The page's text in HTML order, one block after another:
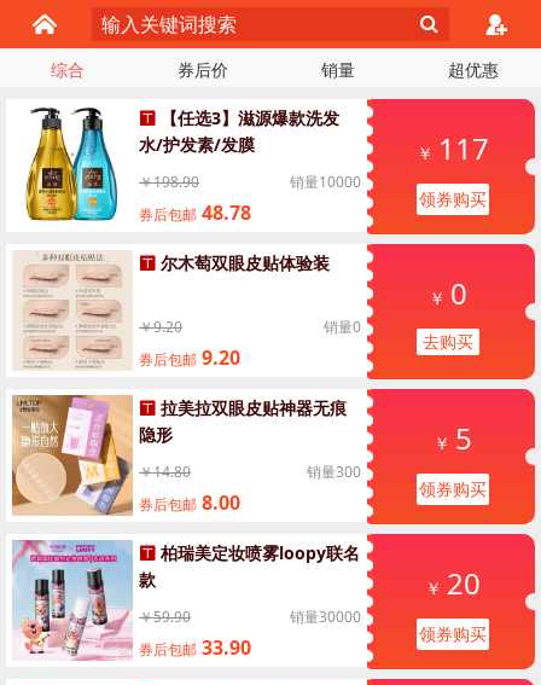
综合 券后价 销量 超优惠
水/护发素/发膜
￥198.90
销量10000
券后包邮 48.78
￥ 117
领券购买
尔木萄双眼皮贴体验装
￥9.20
销量0
券后包邮 9.20
￥ 0
去购买
隐形
￥14.80
销量300
券后包邮 8.00
￥ 5
领券购买
款
￥59.90
销量30000
券后包邮 33.90
￥ 20
领券购买